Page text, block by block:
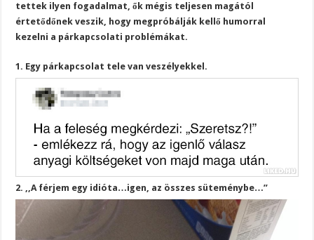
tettek ilyen fogadalmat, ők mégis teljesen magától
értetődőnek veszik, hogy megpróbálják kellő humorral
kezelni a párkapcsolati problémákat.
1. Egy párkapcsolat tele van veszélyekkel.
2. ,,A férjem egy idióta…igen, az összes süteménybe…”